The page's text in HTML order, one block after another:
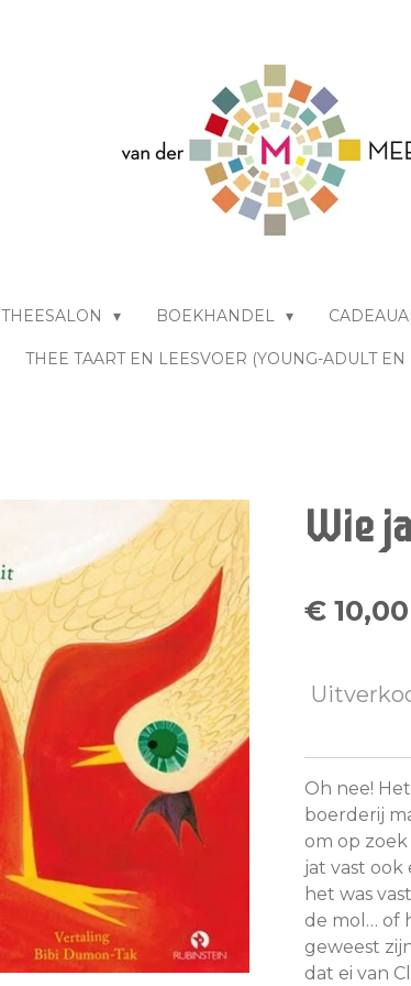
THEESALON BOEKHANDEL
THEE TAART EN LEESVOER (YOUNG-ADULT
Wie
€ 10,00
Oh nee!
boerderij
om op
jat vast ook
het was
de mol… of
geweest
dat ei van